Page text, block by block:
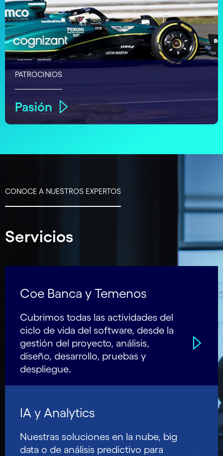
PATROCINIOS
Pasión
CONOCE A NUESTROS EXPERTOS
Servicios
Coe Banca y Temenos
Cubrimos todas las actividades del
ciclo de vida del software, desde la
gestión del proyecto, análisis,
diseño, desarrollo, pruebas y
despliegue.
IA y Analytics
Nuestras soluciones en la nube, big
data o de análisis predictivo para